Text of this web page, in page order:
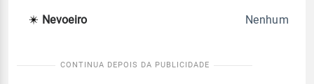
Nevoeiro Nenhum